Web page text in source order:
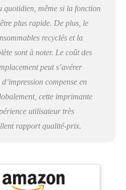
quotidien, même si la fonction
plus rapide. De plus, le
recyclés et la
sont à noter. Le coût des
peut s’avérer
compense en
cette imprimante
utilisateur très
rapport qualité-prix.